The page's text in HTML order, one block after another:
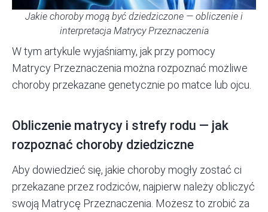
Jakie choroby mogą być dziedziczone — obliczenie i
interpretacja Matrycy Przeznaczenia
W tym artykule wyjaśniamy, jak przy pomocy
Matrycy Przeznaczenia można rozpoznać możliwe
choroby przekazane genetycznie po matce lub ojcu.
Obliczenie matrycy i strefy rodu — jak
rozpoznać choroby dziedziczne
Aby dowiedzieć się, jakie choroby mogły zostać ci
przekazane przez rodziców, najpierw należy obliczyć
swoją Matrycę Przeznaczenia. Możesz to zrobić za